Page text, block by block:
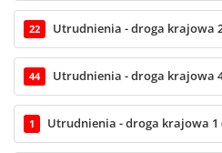
22 Utrudnienia - droga krajowa
44 Utrudnienia - droga krajowa
1 Utrudnienia - droga krajowa 1